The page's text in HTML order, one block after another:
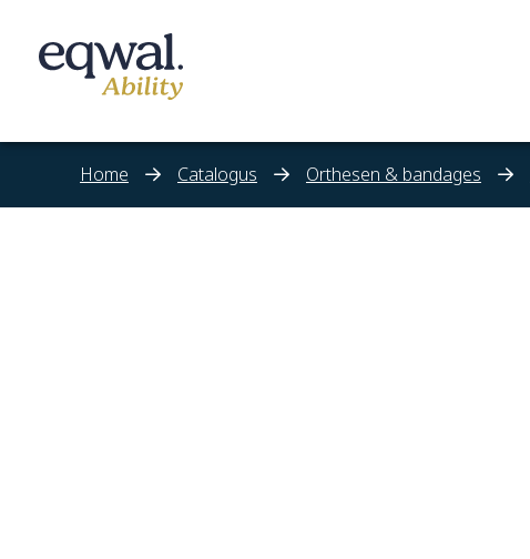
Home Catalogus Orthesen & bandages